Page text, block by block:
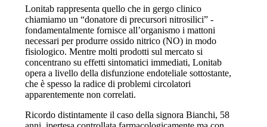
Lonitab rappresenta quello che in gergo clinico
chiamiamo un “donatore di precursori nitrosilici” -
fondamentalmente fornisce all’organismo i mattoni
necessari per produrre ossido nitrico (NO) in modo
fisiologico. Mentre molti prodotti sul mercato si
concentrano su effetti sintomatici immediati, Lonitab
opera a livello della disfunzione endoteliale sottostante,
che è spesso la radice di problemi circolatori
apparentemente non correlati.
Ricordo distintamente il caso della signora Bianchi, 58